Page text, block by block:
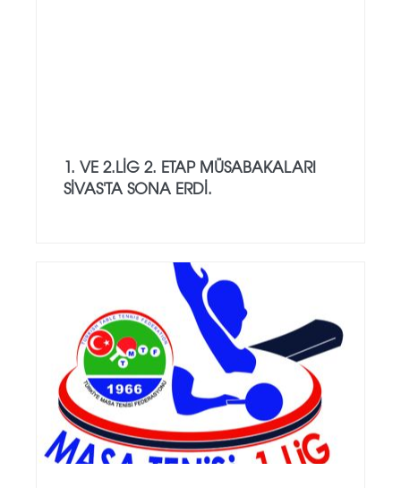
1. VE 2.LİG 2. ETAP MÜSABAKALARI
SİVAS'TA SONA ERDİ.